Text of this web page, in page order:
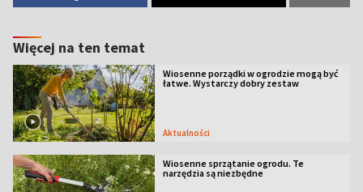
Więcej na ten temat
Wiosenne porządki w ogrodzie mogą być
łatwe. Wystarczy dobry zestaw
Aktualności
Wiosenne sprzątanie ogrodu. Te
narzędzia są niezbędne